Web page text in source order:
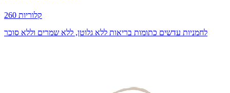
260 קלוריות
לחמניות עדשים כתומות בריאות ללא גלוטן, ללא שמרים וללא סוכר